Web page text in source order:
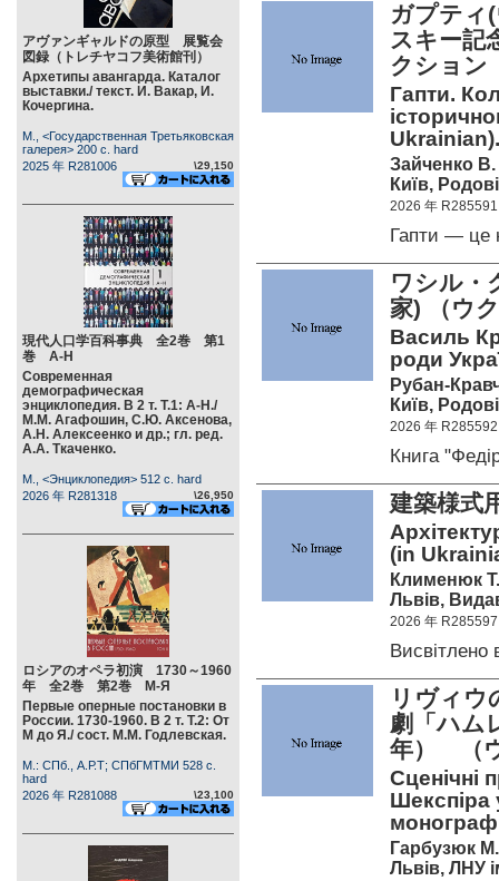
アヴァンギャルドの原型 展覧会
図録（トレチヤコフ美術館刊）
Архетипы авангарда. Каталог
выставки./ текст. И. Вакар, И.
Кочергина.
М., <Государственная Третьяковская
галерея> 200 c. hard
2025 年 R281006
\29,150
現代人口学百科事典 全2巻 第1
巻 А-Н
Современная
демографическая
энциклопедия. В 2 т. Т.1: А-Н./
М.М. Агафошин, С.Ю. Аксенова,
А.Н. Алексеенко и др.; гл. ред.
А.А. Ткаченко.
М., <Энциклопедия> 512 c. hard
2026 年 R281318
\26,950
ロシアのオペラ初演 1730～1960
年 全2巻 第2巻 М-Я
Первые оперные постановки в
России. 1730-1960. В 2 т. Т.2: От
М до Я./ сост. М.М. Годлевская.
М.: СПб., А.Р.Т; СПбГМТМИ 528 c.
hard
2026 年 R281088
\23,100
ガプティ
スキー記
クショ
Гапти.
Ukrainian).
Зайченко В.
Київ,
2026 年 R285591
Гапти — це
ワシル・
家) （ウ
Василь
роди
Рубан-
Київ,
2026 年 R285592
Книга
建築様式
(in
Клименюк Т.
Львів,
2026 年 R285597
Висвітлено
リヴィウ
劇「ハム
年） （
Сценічні
Шекспіра
Гарбузюк М.
Львів, ЛНУ